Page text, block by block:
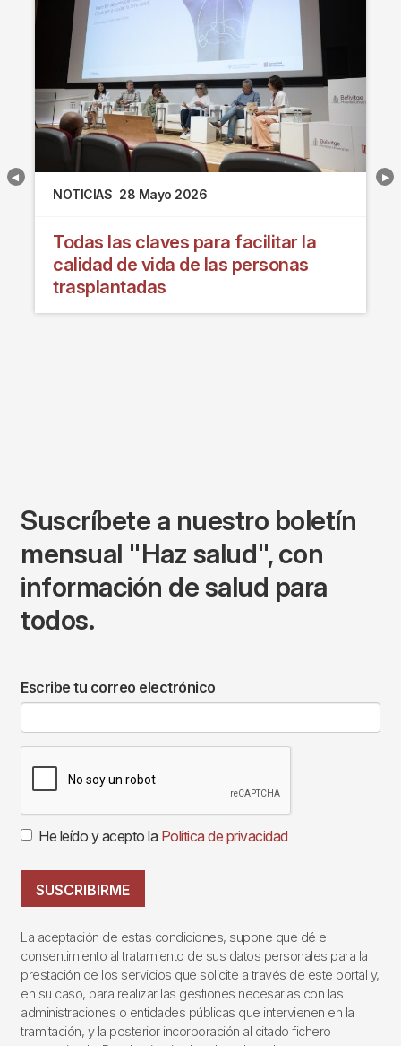
NOTICIAS 28 Mayo 2026
Todas las claves para facilitar la
calidad de vida de las personas
trasplantadas
Suscríbete a nuestro boletín
mensual "Haz salud", con
información de salud para
todos.
Escribe tu correo electrónico
He leído y acepto la Política de privacidad
SUSCRIBIRME
La aceptación de estas condiciones, supone que dé el
consentimiento al tratamiento de sus datos personales para la
prestación de los servicios que solicite a través de este portal y,
en su caso, para realizar las gestiones necesarias con las
administraciones o entidades públicas que intervienen en la
tramitación, y la posterior incorporación al citado fichero